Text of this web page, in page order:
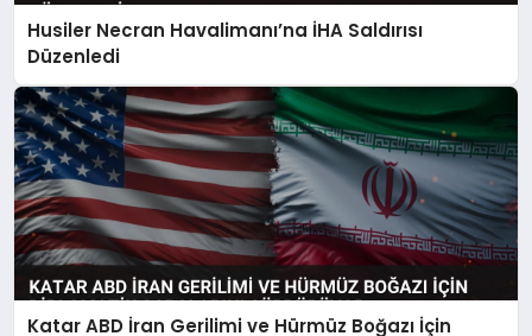
Husiler Necran Havalimanı’na İHA Saldırısı
Düzenledi
Katar ABD İran Gerilimi ve Hürmüz Boğazı İçin